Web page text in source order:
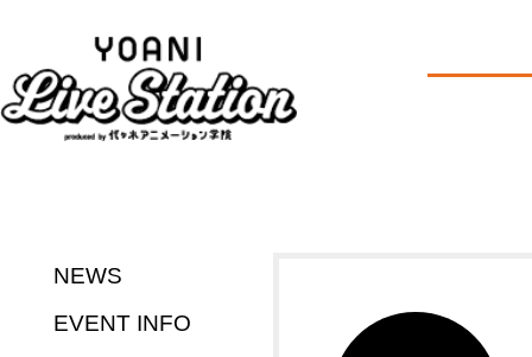
NEWS
EVENT INFO